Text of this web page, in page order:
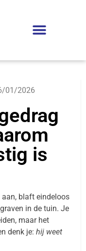
01/2026
is
blaft eindeloos
in de tuin. Je
maar het
denk je: hij weet